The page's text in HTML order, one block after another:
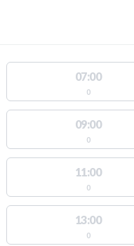
07:00
0
09:00
0
11:00
0
13:00
0